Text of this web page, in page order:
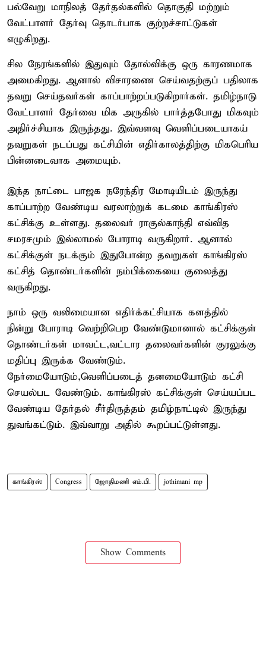
பல்வேறு மாநிலத் தேர்தல்களில் தொகுதி மற்றும்
வேட்பாளர் தேர்வு தொடர்பாக குற்றச்சாட்டுகள்
எழுகிறது.
சில நேரங்களில் இதுவும் தோல்விக்கு ஒரு காரணமாக
அமைகிறது. ஆனால் விசாரணை செய்வதற்குப் பதிலாக
தவறு செய்தவர்கள் காப்பாற்றப்படுகிறார்கள். தமிழ்நாடு
வேட்பாளர் தேர்வை மிக அருகில் பார்த்தபோது மிகவும்
அதிர்ச்சியாக இருந்தது. இவ்வளவு வெளிப்படையாகய்
தவறுகள் நடப்பது கட்சியின் எதிர்காலத்திற்கு மிகபெரிய
பின்னடைவாக அமையும்.
இந்த நாட்டை பாஜக நரேந்திர மோடியிடம் இருந்து
காப்பாற்ற வேண்டிய வரலாற்றுக் கடமை காங்கிரஸ்
கட்சிக்கு உள்ளது. தலைவர் ராகுல்காந்தி எவ்வித
சமரசமும் இல்லாமல் போராடி வருகிறார். ஆனால்
கட்சிக்குள் நடக்கும் இதுபோன்ற தவறுகள் காங்கிரஸ்
கட்சித் தொண்டர்களின் நம்பிக்கையை குலைத்து
வருகிறது.
நாம் ஒரு வலிமையான எதிர்க்கட்சியாக களத்தில்
நின்று போராடி வெற்றிபெற வேண்டுமானால் கட்சிக்குள்
தொண்டர்கள் மாவட்ட,வட்டார தலைவர்களின் குரலுக்கு
மதிப்பு இருக்க வேண்டும்.
நேர்மையோடும்,வெளிப்படைத் தனமையோடும் கட்சி
செயல்பட வேண்டும். காங்கிரஸ் கட்சிக்குள் செய்யப்பட
வேண்டிய தேர்தல் சீர்திருத்தம் தமிழ்நாட்டில் இருந்து
துவங்கட்டும். இவ்வாறு அதில் கூறப்பட்டுள்ளது.
காங்கிரஸ் Congress ஜோதிமணி எம்.பி. jothimani mp
Show Comments